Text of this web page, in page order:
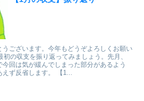
うございます。今年もどうぞよろしくお願い
初の収支を振り返ってみましょう。先月、
回は気が緩んでしまった部分があるよう
えず反省します。 【1...